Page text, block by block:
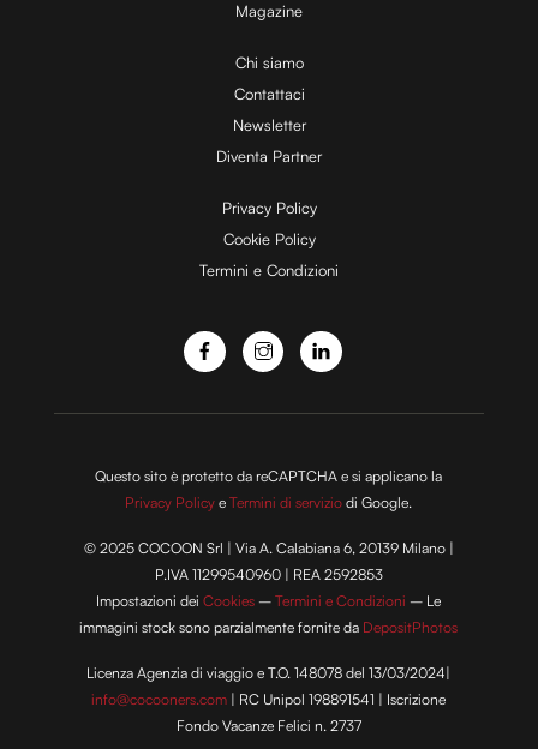
i
d
e
o
Magazine
Chi siamo
Contattaci
Newsletter
Diventa Partner
Privacy Policy
Cookie Policy
Termini e Condizioni
Questo sito è protetto da reCAPTCHA e si applicano la
Privacy Policy eTermini di servizio di Google.
© 2025 COCOON Srl | Via A. Calabiana 6, 20139 Milano |
P.IVA 11299540960 | REA 2592853
Impostazioni deiCookies –Termini e Condizioni – Le
immagini stock sono parzialmente fornite da DepositPhotos
Licenza Agenzia di viaggio e T.O. 148078 del 13/03/2024|
info@cocooners.com | RC Unipol 198891541 | Iscrizione
Fondo Vacanze Felici n. 2737